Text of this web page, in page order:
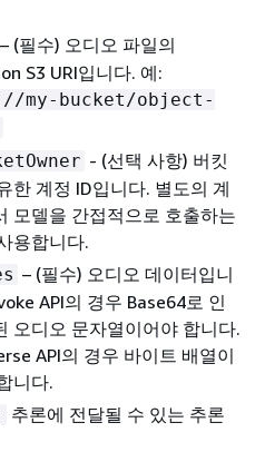
– (필수) 오디오 파일의
S3 URI입니다. 예:
my-bucket/object-
- (선택 사항) 버킷
한 계정 ID입니다. 별도의 계
모델을 간접적으로 호출하는
용합니다.
– (필수) 오디오 데이터입니
API의 경우 Base64로 인
오디오 문자열이어야 합니다.
API의 경우 바이트 배열이
니다.
추론에 전달될 수 있는 추론